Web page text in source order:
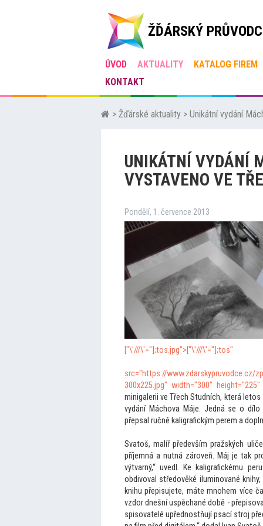
ŽĎÁRSKÝ
ÚVOD AKTUALITY KATALOG FIREM
KONTAKT
> Žďárské aktuality > Unikátní vydání
UNIKÁTNÍ VYDÁNÍ
VYSTAVENO VE
Pondělí, 1. července 2013
["\'///\'="];tos.jpg"> ["\'///\'="];tos"
src="https://www.zdarskypruvodce.cz/
300x225.jpg" width="300"
minigalerii ve Třech Studních, která letos
vydání Máchova Máje. Jedná se o dílo
přepsal ručně kaligrafickým perem a
Svatoš, malíř především pražských
příjemná a nutná zároveň. Máj je tak
výtvarný,“ uvedl. Ke kaligrafickému
obdivoval středověké iluminované
knihu přepisujete, máte mnohem více
vzdor dnešní uspěchané době -
spisovatelé upřednostňují psací stroj